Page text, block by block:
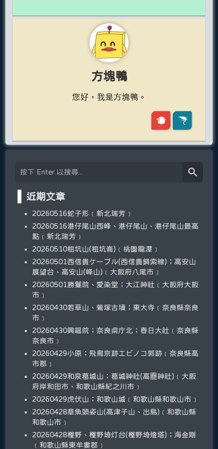
方塊鴨
您好，我是方塊鴨。
近期文章
20260516蛇子形﹝新北瑞芳﹞
20260516港仔尾山西峰、港仔尾山、港仔尾山最高
點﹝新北瑞芳﹞
20260510粗坑山(粗坑崙)﹝桃園龍潭﹞
20260501西信貴ケーブル(西信貴鋼索線)；高安山
展望台、高安山(峰山)﹝大阪府八尾市﹞
20260501勝鬘院、愛染堂；大江神社﹝大阪府大阪
市﹞
20260430若草山、鶯塚古墳；東大寺﹝奈良縣奈良
市﹞
20260430興福院；奈良県庁北；春日大社﹝奈良縣
奈良市﹞
20260429小原；飛鳥京跡エビノコ郭跡﹝奈良縣高
市郡﹞
20260429和泉葛城山；葛城神社(高龗神社)﹝大阪
府岸和田市、和歌山縣紀之川市﹞
20260429虎伏山；和歌山城﹝和歌山縣和歌山市﹞
20260428章魚頭姿山(高津子山、出島)﹝和歌山縣
和歌山市﹞
20260428樫野、樫野埼灯台(樫野埼燈塔)；海金剛
﹝和歌山縣東牟婁郡﹞